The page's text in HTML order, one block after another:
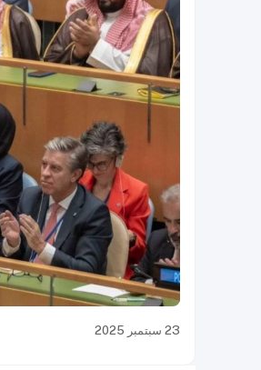
23 سبتمبر 2025